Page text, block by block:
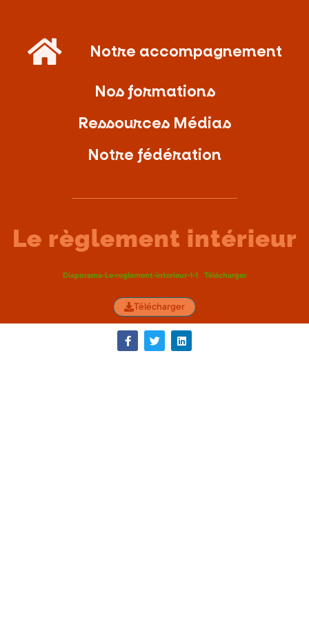
Notre accompagnement
Nos formations
Ressources Médias
Notre fédération
Le règlement intérieur
Diaporama-Le-reglement-interieur-1-1 Télécharger
Télécharger